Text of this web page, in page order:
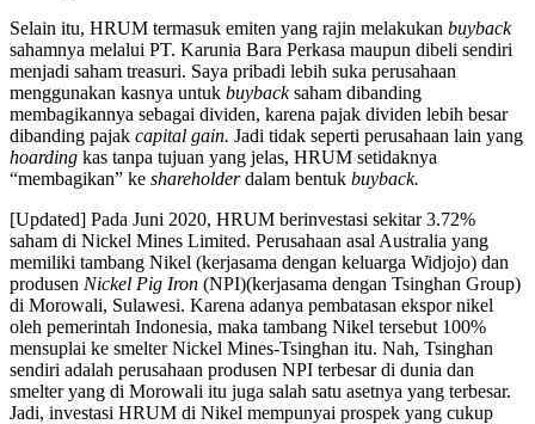
Selain itu, HRUM termasuk emiten yang rajin melakukan buyback
sahamnya melalui PT. Karunia Bara Perkasa maupun dibeli sendiri
menjadi saham treasuri. Saya pribadi lebih suka perusahaan
menggunakan kasnya untuk buybacksaham dibanding
membagikannya sebagai dividen, karena pajak dividen lebih besar
dibanding pajak capital gain. Jadi tidak seperti perusahaan lain yang
hoarding kas tanpa tujuan yang jelas, HRUM setidaknya
“membagikan” ke shareholderdalam bentuk buyback.
[Updated] Pada Juni 2020, HRUM berinvestasi sekitar 3.72%
saham di Nickel Mines Limited. Perusahaan asal Australia yang
memiliki tambang Nikel (kerjasama dengan keluarga Widjojo) dan
produsen Nickel Pig Iron (NPI)(kerjasama dengan Tsinghan Group)
di Morowali, Sulawesi. Karena adanya pembatasan ekspor nikel
oleh pemerintah Indonesia, maka tambang Nikel tersebut 100%
mensuplai ke smelter Nickel Mines-Tsinghan itu. Nah, Tsinghan
sendiri adalah perusahaan produsen NPI terbesar di dunia dan
smelter yang di Morowali itu juga salah satu asetnya yang terbesar.
Jadi, investasi HRUM di Nikel mempunyai prospek yang cukup